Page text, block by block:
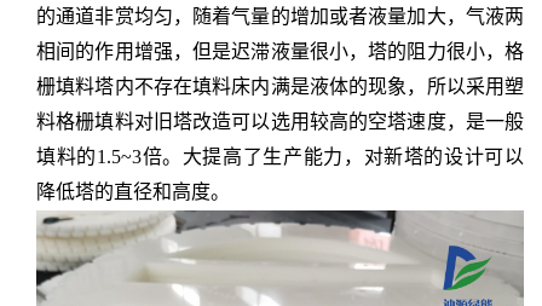
的通道非赏均匀，随着气量的增加或者液量加大，气液两
相间的作用增强，但是迟滞液量很小，塔的阻力很小，格
栅填料塔内不存在填料床内满是液体的现象，所以采用塑
料格栅填料对旧塔改造可以选用较高的空塔速度，是一般
填料的1.5~3倍。大提高了生产能力，对新塔的设计可以
降低塔的直径和高度。